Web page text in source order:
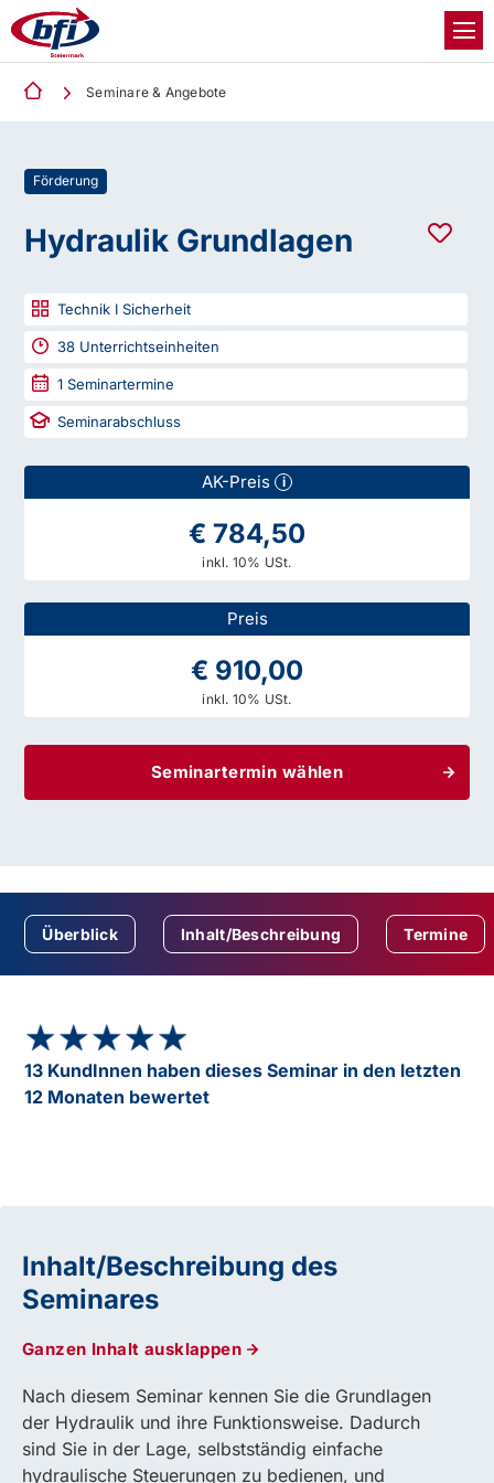
Seminare & Angebote
Förderung
Hydraulik Grundlagen
Technik I Sicherheit
38 Unterrichtseinheiten
1 Seminartermine
Seminarabschluss
AK-Preis i
€ 784,50
inkl. 10% USt.
Preis
€ 910,00
inkl. 10% USt.
Seminartermin wählen
Überblick Inhalt/Beschreibung Termine
★★★★★
★★★★★
13 KundInnen haben dieses Seminar in den letzten
12 Monaten bewertet
Inhalt/Beschreibung des
Seminares
Ganzen Inhalt ausklappen
Nach diesem Seminar kennen Sie die Grundlagen
der Hydraulik und ihre Funktionsweise. Dadurch
sind Sie in der Lage, selbstständig einfache
hydraulische Steuerungen zu bedienen, und